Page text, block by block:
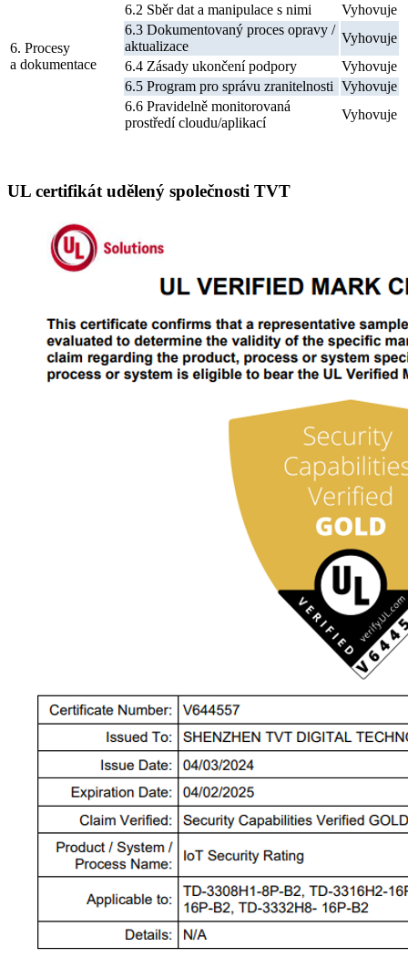
6. Procesy
a dokumentace
6.2 Sběr dat a manipulace s nimi
Vyhovuje
6.3 Dokumentovaný proces opravy /
aktualizace
Vyhovuje
6.4 Zásady ukončení podpory
Vyhovuje
6.5 Program pro správu zranitelnosti Vyhovuje
6.6 Pravidelně monitorovaná
prostředí cloudu/aplikací
Vyhovuje
UL certifikát udělený společnosti TVT